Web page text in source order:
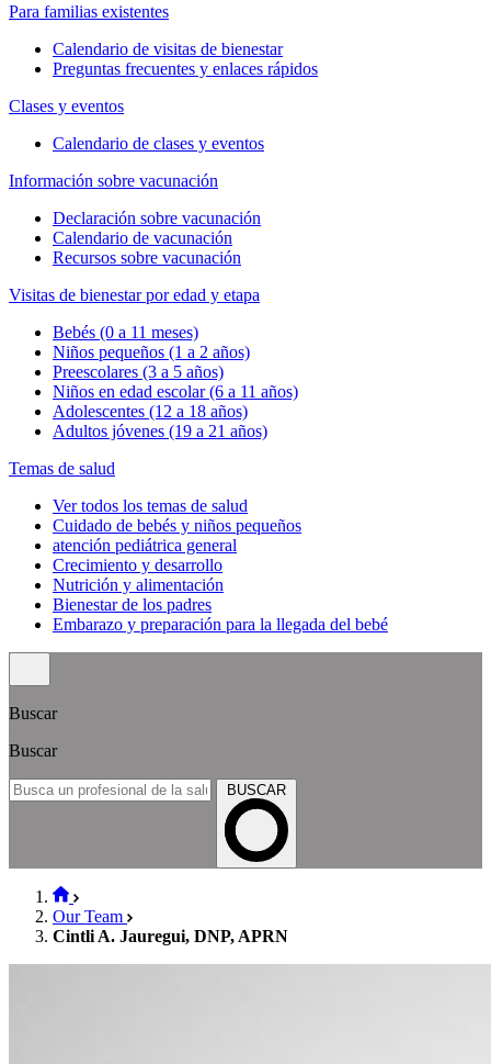
Para familias existentes
Calendario de visitas de bienestar
Preguntas frecuentes y enlaces rápidos
Clases y eventos
Calendario de clases y eventos
Información sobre vacunación
Declaración sobre vacunación
Calendario de vacunación
Recursos sobre vacunación
Visitas de bienestar por edad y etapa
Bebés (0 a 11 meses)
Niños pequeños (1 a 2 años)
Preescolares (3 a 5 años)
Niños en edad escolar (6 a 11 años)
Adolescentes (12 a 18 años)
Adultos jóvenes (19 a 21 años)
Temas de salud
Ver todos los temas de salud
Cuidado de bebés y niños pequeños
atención pediátrica general
Crecimiento y desarrollo
Nutrición y alimentación
Bienestar de los padres
Embarazo y preparación para la llegada del bebé
Buscar
Buscar
BUSCAR
Our Team
Cintli A. Jauregui, DNP, APRN